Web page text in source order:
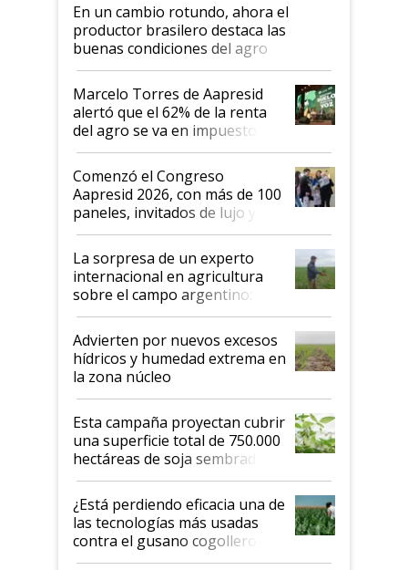
En un cambio rotundo, ahora el
productor brasilero destaca las
buenas condiciones del agro
argentino para invertir: "Los veo
más motivados"
Marcelo Torres de Aapresid
alertó que el 62% de la renta
del agro se va en impuestos:
"No es bueno que en
Argentina se sigan discutiendo
las mismas cosas de hace 50
años"
Comenzó el Congreso
Aapresid 2026, con más de 100
paneles, invitados de lujo y
todas las tendencias
La sorpresa de un experto
internacional en agricultura
sobre el campo argentino:
"Estoy muy impresionado"
Advierten por nuevos excesos
hídricos y humedad extrema en
la zona núcleo
Esta campaña proyectan cubrir
una superficie total de 750.000
hectáreas de soja sembradas
con una nueva generación de
variedades que marcan un
salto tecnológico en genética y
rendimiento
¿Está perdiendo eficacia una de
las tecnologías más usadas
contra el gusano cogollero? El
desafío de una tecnología clave